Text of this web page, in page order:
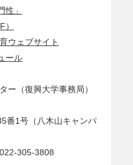
性」
ウェブサイト
ール
ー（復興大学事務局）
番1号（八木山キャンパ
305-3808